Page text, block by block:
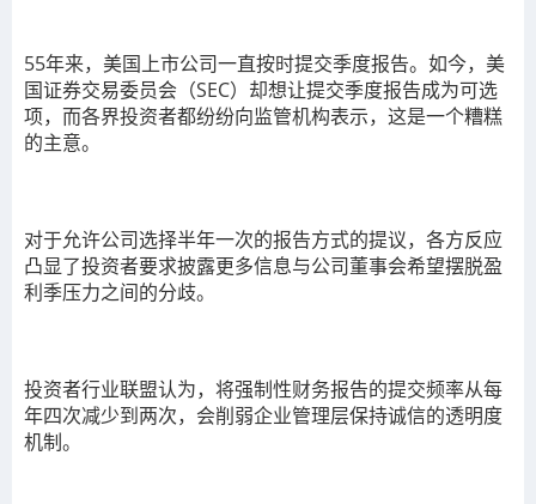
55年来，美国上市公司一直按时提交季度报告。如今，美
国证券交易委员会（SEC）却想让提交季度报告成为可选
项，而各界投资者都纷纷向监管机构表示，这是一个糟糕
的主意。
对于允许公司选择半年一次的报告方式的提议，各方反应
凸显了投资者要求披露更多信息与公司董事会希望摆脱盈
利季压力之间的分歧。
投资者行业联盟认为，将强制性财务报告的提交频率从每
年四次减少到两次，会削弱企业管理层保持诚信的透明度
机制。